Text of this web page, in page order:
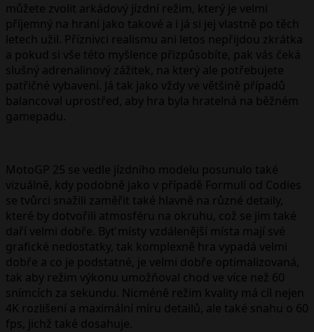
můžete zvolit arkádový jízdní režim, který je velmi
příjemný na hraní jako takové a i já si jej vlastně po těch
letech užil. Příznivci realismu ani letos nepřijdou zkrátka
a pokud si vše této myšlence přizpůsobíte, pak vás čeká
slušný adrenalinový zážitek, na který ale potřebujete
patřičné vybavení. Já tak jako vždy ve většině případů
balancoval uprostřed, aby hra byla hratelná na běžném
gamepadu.
MotoGP 25 se vedle jízdního modelu posunulo také
vizuálně, kdy podobně jako v případě Formulí od Codies
se tvůrci snažili zaměřit také hlavně na různé detaily,
které by dotvořili atmosféru na okruhu, což se jim také
daří velmi dobře. Byť místy vzdálenější místa mají své
grafické nedostatky, tak komplexně hra vypadá velmi
dobře a co je podstatné, je velmi dobře optimalizovaná,
tak aby režim výkonu umožňoval chod ve více než 60
snímcích za sekundu. Nicméně režim kvality má cíl nejen
4K rozlišení a maximální míru detailů, ale také snahu o 60
fps, jichž také dosahuje.